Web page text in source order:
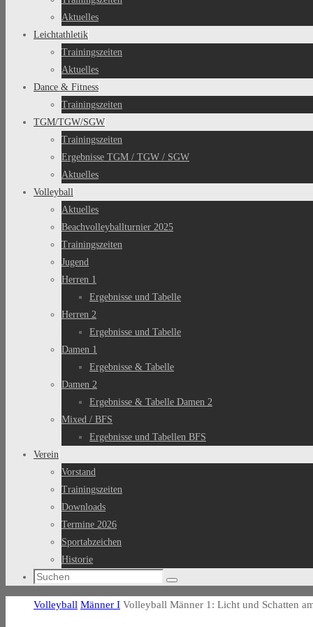
Aktuelles
Leichtathletik
Trainingszeiten
Aktuelles
Dance & Fitness
Trainingszeiten
TGM/TGW/SGW
Trainingszeiten
Ergebnisse TGM / TGW / SGW
Aktuelles
Volleyball
Aktuelles
Beachvolleyballturnier 2025
Trainingszeiten
Jugend
Herren 1
Ergebnisse und Tabelle
Herren 2
Ergebnisse und Tabelle
Damen 1
Ergebnisse & Tabelle
Damen 2
Ergebnisse & Tabelle Damen 2
Mixed / BFS
Ergebnisse und Tabellen BFS
Verein
Vorstand
Trainingszeiten
Downloads
Termine 2026
Sportabzeichen
Historie
Suchen
Suchen
Start
Volleyball Männer I Volleyball Männer 1: Licht und Schatten